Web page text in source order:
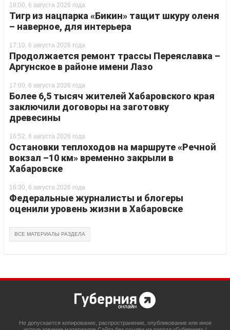
18:00, 6 августа 2026 года
Тигр из нацпарка «Бикин» тащит шкуру оленя
– наверное, для интерьера
17:10, 6 августа 2026 года
Продолжается ремонт трассы Переяславка –
Аргунское в районе имени Лазо
17:00, 6 августа 2026 года
Более 6,5 тысяч жителей Хабаровского края
заключили договоры на заготовку
древесины
16:52, 6 августа 2026 года
Остановки теплоходов на маршруте «Речной
вокзал –10 км» временно закрыли в
Хабаровске
16:30, 6 августа 2026 года
Федеральные журналисты и блогеры
оценили уровень жизни в Хабаровске
ВСЕ МАТЕРИАЛЫ РАЗДЕЛА
Не допускается копирование, распространение, опубликование или иное